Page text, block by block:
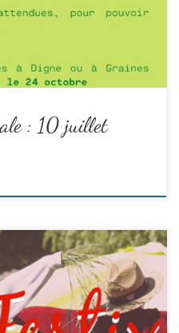
: 10 juillet
» Cité Solidaire » est reporté
de proposer et d’organiser
salarié.es de l’association.